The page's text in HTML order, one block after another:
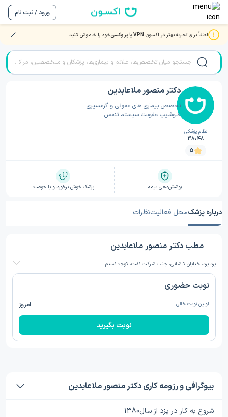
ورود / ثبت نام
لطفاً برای تجربه بهتر در اکسون،VPN یا پروکسی خود را خاموش کنید. صفحه اصلی/دکتر عفونی/دکتر عفونی یزد/دکتر منصور ملاعابدین
نظام پزشکی
38048
5
دکتر منصور ملاعابدین
تخصص بیماری های عفونی و گرمسیری
فلوشیپ عفونت سیستم تنفس
پوشش‌دهی بیمه پزشک خوش برخورد و با حوصله
درباره پزشکمحل فعالیتنظرات
مطب دکتر منصور ملاعابدین
یزد یزد، خیابان کاشانی، جنب شرکت نفت، کوچه نسیم
نوبت حضوری
اولین نوبت خالی امروز
نوبت بگیرید
بیوگرافی و رزومه کاری دکتر منصور ملاعابدین
شروع به کار در یزد از سال1380